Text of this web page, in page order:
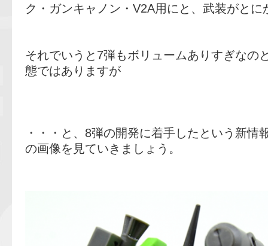
ク・ガンキャノン・V2A用にと、武装がとに
それでいうと7弾もボリュームありすぎなの
態ではありますが
・・・と、8弾の開発に着手したという新情
の画像を見ていきましょう。